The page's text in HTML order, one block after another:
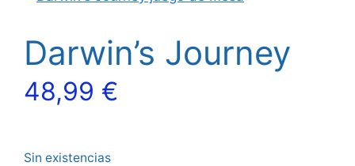
Darwin’s Journey
48,99 €
Sin existencias